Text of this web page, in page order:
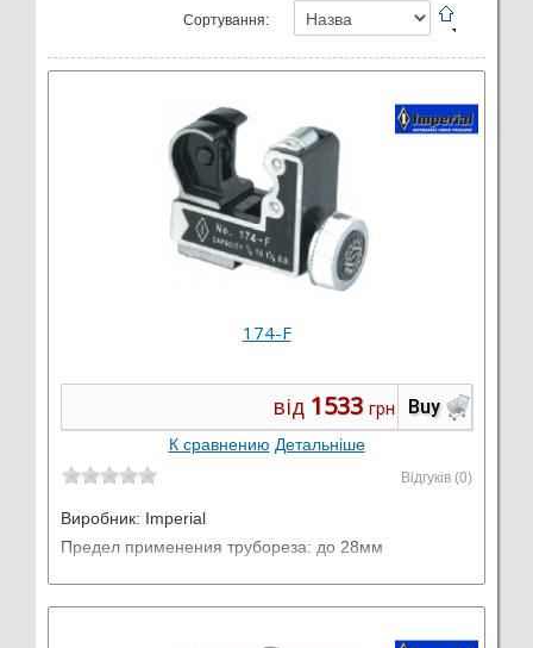
Сортування:
174-F
Buy
від 1533 грн
К сравнению Детальніше
Відгуків (0)
Виробник: Imperial
Предел применения трубореза: до 28мм